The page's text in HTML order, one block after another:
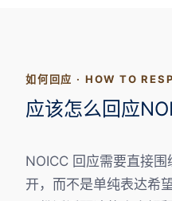
如何回应 · HOW TO
应该怎么回应
NOICC 回应需要直接
开，而不是单纯表达希